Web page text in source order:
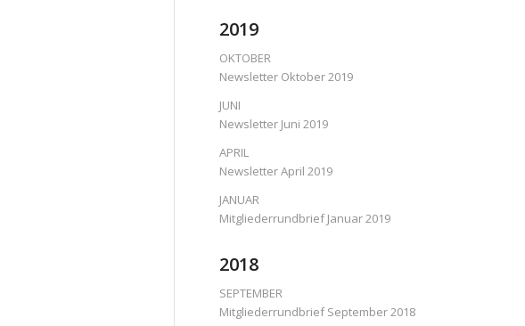
2019
OKTOBER
Newsletter Oktober 2019
JUNI
Newsletter Juni 2019
APRIL
Newsletter April 2019
JANUAR
Mitgliederrundbrief Januar 2019
2018
SEPTEMBER
Mitgliederrundbrief September 2018